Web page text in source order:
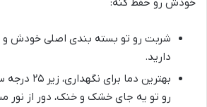
شربت رو تو بسته بندی اصلی خودش و
دارید.
بهترین دما
رو تو یه جای خشک و خنک، دور از نور